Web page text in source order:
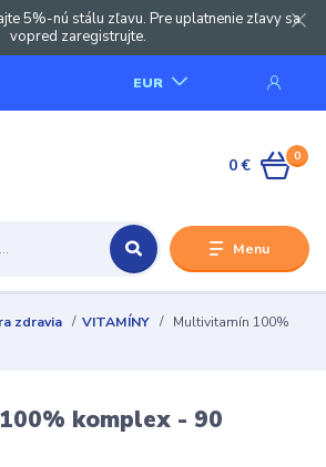
5%-nú stálu zľavu. Pre uplatnenie zľavy sa
vopred zaregistrujte.
Menu
EUR
0
0 €
zdravia VITAMÍNY
Multivitamín 100%
komplex - 90